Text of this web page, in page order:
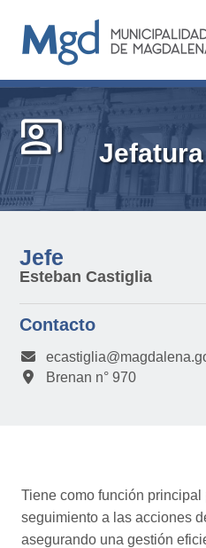
co_present
Jefe
Esteban Castiglia
Contacto
Brenan n° 970
Tiene como función
seguimiento a las acciones
asegurando una gestión